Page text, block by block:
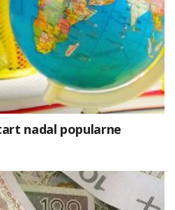
nadal popularne